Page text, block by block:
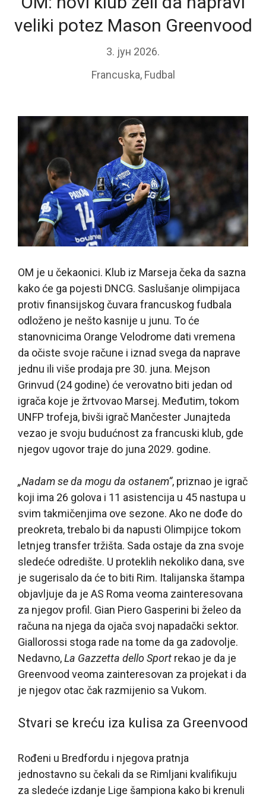
veliki potez Mason Greenvood
3. јун 2026.
Francuska, Fudbal
OM je u čekaonici. Klub iz Marseja čeka da sazna
kako će ga pojesti DNCG. Saslušanje olimpijaca
protiv finansijskog čuvara francuskog fudbala
odloženo je nešto kasnije u junu. To će
stanovnicima Orange Velodrome dati vremena
da očiste svoje račune i iznad svega da naprave
jednu ili više prodaja pre 30. juna. Mejson
Grinvud (24 godine) će verovatno biti jedan od
igrača koje je žrtvovao Marsej. Međutim, tokom
UNFP trofeja, bivši igrač Mančester Junajteda
vezao je svoju budućnost za francuski klub, gde
njegov ugovor traje do juna 2029. godine.
„Nadam se da mogu da ostanem“, priznao je igrač
koji ima 26 golova i 11 asistencija u 45 nastupa u
svim takmičenjima ove sezone. Ako ne dođe do
preokreta, trebalo bi da napusti Olimpijce tokom
letnjeg transfer tržišta. Sada ostaje da zna svoje
sledeće odredište. U proteklih nekoliko dana, sve
je sugerisalo da će to biti Rim. Italijanska štampa
objavljuje da je AS Roma veoma zainteresovana
za njegov profil. Gian Piero Gasperini bi želeo da
računa na njega da ojača svoj napadački sektor.
Giallorossi stoga rade na tome da ga zadovolje.
Nedavno,La Gazzetta dello Sport rekao je da je
Greenvood veoma zainteresovan za projekat i da
je njegov otac čak razmijenio sa Vukom.
Stvari se kreću iza kulisa za Greenvood
Rođeni u Bredfordu i njegova pratnja
jednostavno su čekali da se Rimljani kvalifikuju
za sledeće izdanje Lige šampiona kako bi krenuli